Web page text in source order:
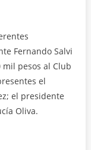
Fernando Salvi
pesos al Club
el
el presidente
Oliva.